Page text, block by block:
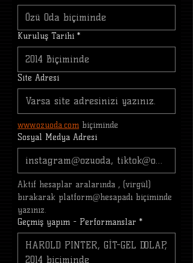
Kuruluş Tarihi *
Site Adresi
www.ozuoda.com biçiminde
Sosyal Medya Adresi
Aktif hesaplar aralarında , (virgül)
bırakarak platform@hesapadı biçiminde
yazınız.
Geçmiş yapım - Performanslar *